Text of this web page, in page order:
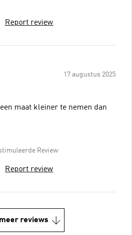
Report review
17 augustus 2025
maat kleiner te nemen dan
Review
Report review
reviews